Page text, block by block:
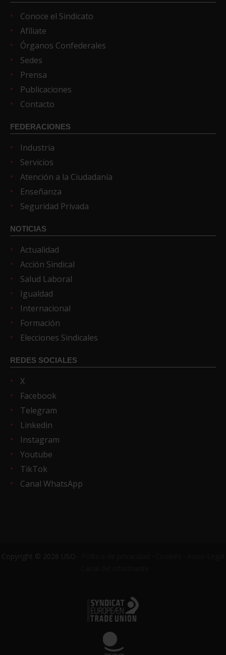
Conoce el Sindicato
Afíliate
Órganos Confederales
Sedes
Prensa
Publicaciones
Contacto
FEDERACIONES
Industria
Servicios
Atención a la Ciudadanía
Enseñanza
Seguridad Privada
NOTICIAS
Actualidad
Acción Sindical
Salud Laboral
Igualdad
Internacional
Formación
Elecciones Sindicales
REDES SOCIALES
X
Facebook
Telegram
Linkedin
Instagram
Youtube
TikTok
Canal WhatsApp
Copyright © 2026 USO ·